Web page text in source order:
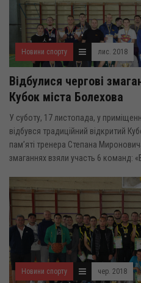
Новини спорту лис. 2018
Відбулися чергові
Кубок міста Болехова
У суботу, 17 листопада, у
відбувся традиційний відкритий
пам’яті тренера Степана
змаганнях взяли участь 6 команд:
Новини спорту чер. 2018